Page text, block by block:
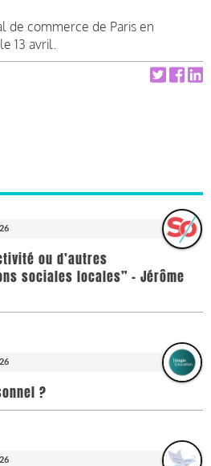
de commerce de Paris en
13 avril.
ou d’autres
sociales locales” - Jérôme
?